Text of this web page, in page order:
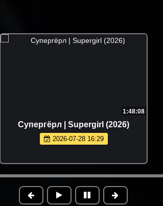
1:48:08
Супергёрл | Supergirl (2026)
2026-07-28 16:29